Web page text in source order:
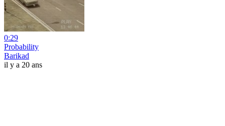
0:29
Probability
Barikad
il y a 20 ans